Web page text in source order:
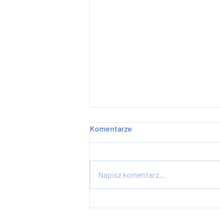
Komentarze
Napisz komentarz...